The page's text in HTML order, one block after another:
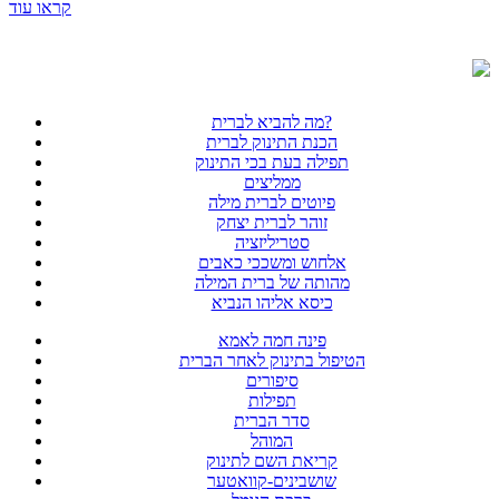
קראו עוד
מה להביא לברית?
הכנת התינוק לברית
תפילה בעת בכי התינוק
ממליצים
פיוטים לברית מילה
זוהר לברית יצחק
סטריליזציה
אלחוש ומשככי כאבים
מהותה של ברית המילה
כיסא אליהו הנביא
פינה חמה לאמא
הטיפול בתינוק לאחר הברית
סיפורים
תפילות
סדר הברית
המוהל
קריאת השם לתינוק
שושבינים-קוואטער